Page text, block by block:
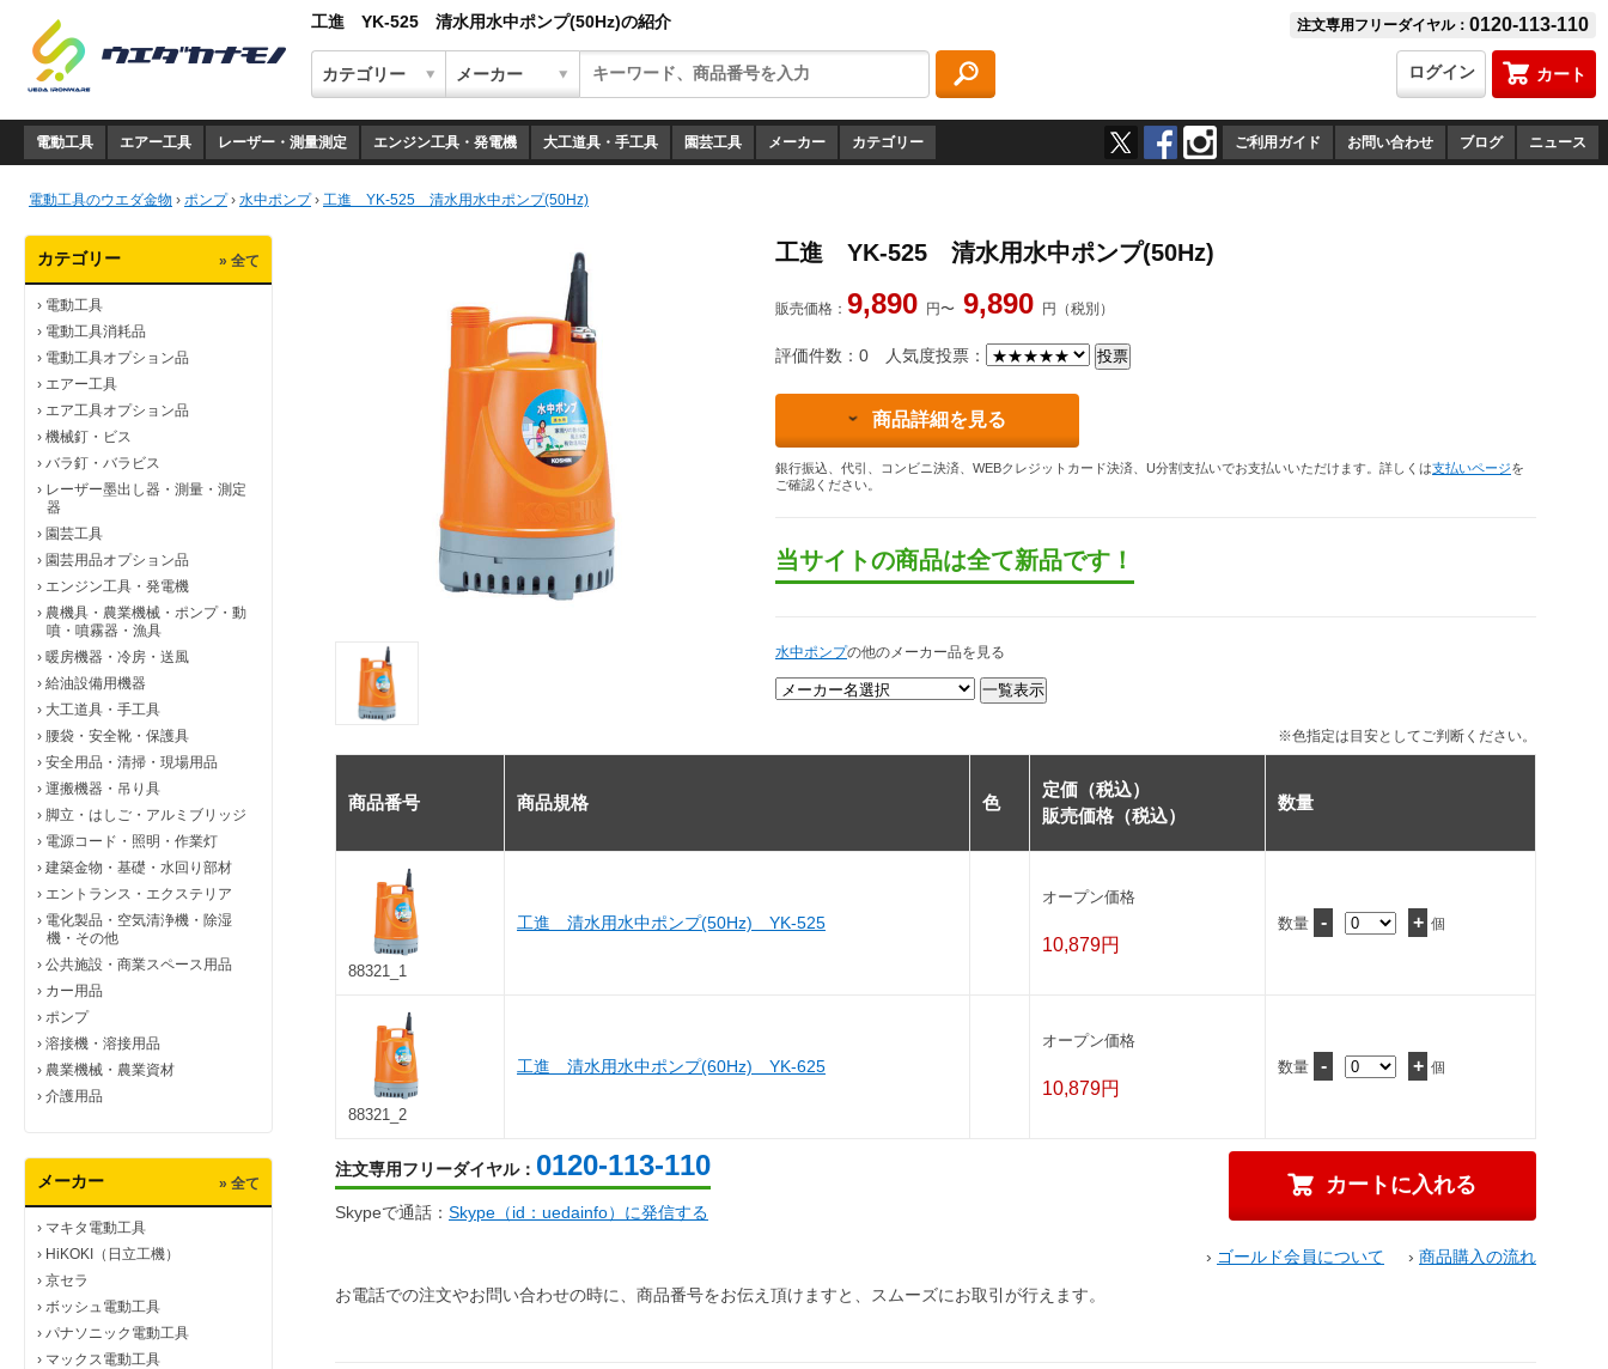
工進 YK-525 清水用水中ポンプ(50Hz)の紹介 注文専用フリーダイヤル： 0120-113-110
カート
ログイン
電動工具 エアー工具 レーザー・測量測定 エンジン工具・発電機 大工道具・手工具 園芸工具 メーカー カテゴリー ご利用ガイド お問い合わせ ブログ ニュース
電動工具のウエダ金物 › ポンプ› 水中ポンプ› 工進 YK-525 清水用水中ポンプ(50Hz)
カテゴリー » 全て
› 電動工具
› 電動工具消耗品
› 電動工具オプション品
› エアー工具
› エア工具オプション品
› 機械釘・ビス
› バラ釘・バラビス
› レーザー墨出し器・測量・測定
器
› 園芸工具
› 園芸用品オプション品
› エンジン工具・発電機
› 農機具・農業機械・ポンプ・動
噴・噴霧器・漁具
› 暖房機器・冷房・送風
› 給油設備用機器
› 大工道具・手工具
› 腰袋・安全靴・保護具
› 安全用品・清掃・現場用品
› 運搬機器・吊り具
› 脚立・はしご・アルミブリッジ
› 電源コード・照明・作業灯
› 建築金物・基礎・水回り部材
› エントランス・エクステリア
› 電化製品・空気清浄機・除湿
機・その他
› 公共施設・商業スペース用品
› カー用品
› ポンプ
› 溶接機・溶接用品
› 農業機械・農業資材
› 介護用品
メーカー » 全て
› マキタ電動工具
› HiKOKI（日立工機）
› 京セラ
› ボッシュ電動工具
› パナソニック電動工具
› マックス電動工具
工進 YK-525 清水用水中ポンプ(50Hz)
販売価格： 9,890 円〜 9,890 円（税別）
評価件数：0 人気度投票：
商品詳細を見る
銀行振込、代引、コンビニ決済、WEBクレジットカード決済、U分割支払いでお支払いいただけます。詳しくは支払いページを
ご確認ください。
当サイトの商品は全て新品です！
水中ポンプの他のメーカー品を見る
※色指定は目安としてご判断ください。
商品番号 商品規格 色
定価（税込）
販売価格（税込）
数量
88321_1
工進 清水用水中ポンプ(50Hz) YK-525
オープン価格
10,879円
数量 - + 個
88321_2
工進 清水用水中ポンプ(60Hz) YK-625
オープン価格
10,879円
数量 - + 個
› ゴールド会員について › 商品購入の流れ
注文専用フリーダイヤル： 0120-113-110
Skypeで通話： Skype（id：uedainfo）に発信する
お電話での注文やお問い合わせの時に、商品番号をお伝え頂けますと、スムーズにお取引が行えます。